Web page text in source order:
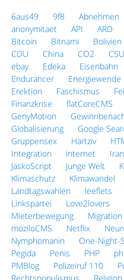
6aus49 9f8 Abnehmen
anonymitaet
API ARD
Bitcoin
Bitnami Bolivien
CDU
China CO2 CSU
ebay
Edeka Eisenbahn
Endurancer
Energiewende
Erektion
Faschismus
Finanzkrise
flatCoreCMS
GenyMotion
Globalisierung
Google
Gruppensex
Hartziv
Integration
internet Iran
JaskoScript
Junge Welt
Klimaschutz
Klimawandel
Landtagswahlen
leeflets
Linkspartei
Love2lovers
Mieterbewegung
Migration
moziloCMS
Netflix
Nymphomanin
One-Night-
Pegida
Penis PHP
PMBlog
Polizeiruf 110